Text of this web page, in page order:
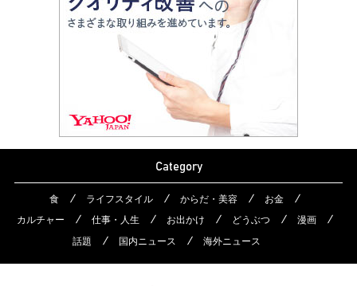
Category
食 ライフスタイル からだ・美容
お金
カルチャー
仕事・人生 お出かけ どうぶつ
漫画
話題
国内ニュース 海外ニュース